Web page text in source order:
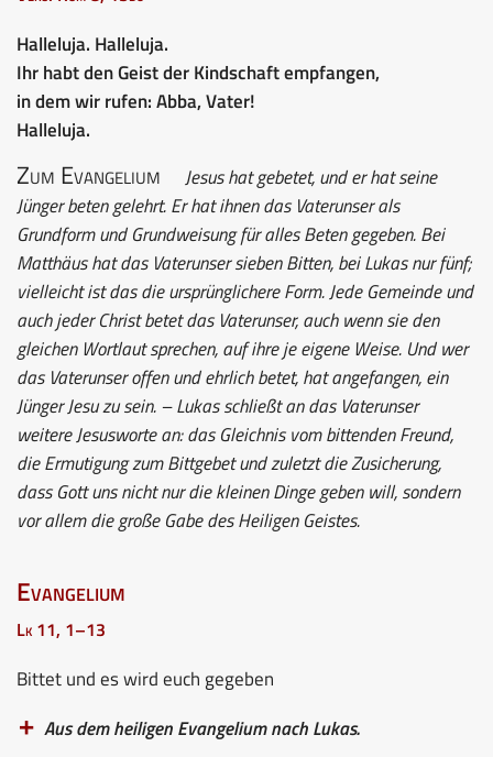
Halleluja. Halleluja.
Ihr habt den Geist der Kindschaft empfangen,
in dem wir rufen: Abba, Vater!
Halleluja.
Zum Evangelium
Jesus hat gebetet, und er hat seine
Jünger beten gelehrt. Er hat ihnen das Vaterunser als
Grundform und Grundweisung für alles Beten gegeben. Bei
Matthäus hat das Vaterunser sieben Bitten, bei Lukas nur fünf;
vielleicht ist das die ursprünglichere Form. Jede Gemeinde und
auch jeder Christ betet das Vaterunser, auch wenn sie den
gleichen Wortlaut sprechen, auf ihre je eigene Weise. Und wer
das Vaterunser offen und ehrlich betet, hat angefangen, ein
Jünger Jesu zu sein. – Lukas schließt an das Vaterunser
weitere Jesusworte an: das Gleichnis vom bittenden Freund,
die Ermutigung zum Bittgebet und zuletzt die Zusicherung,
dass Gott uns nicht nur die kleinen Dinge geben will, sondern
vor allem die große Gabe des Heiligen Geistes.
Evangelium
Lk 11, 1–13
Bittet und es wird euch gegeben
Aus dem heiligen Evangelium nach Lukas.